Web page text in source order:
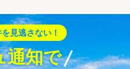
見逃さない！
通知で